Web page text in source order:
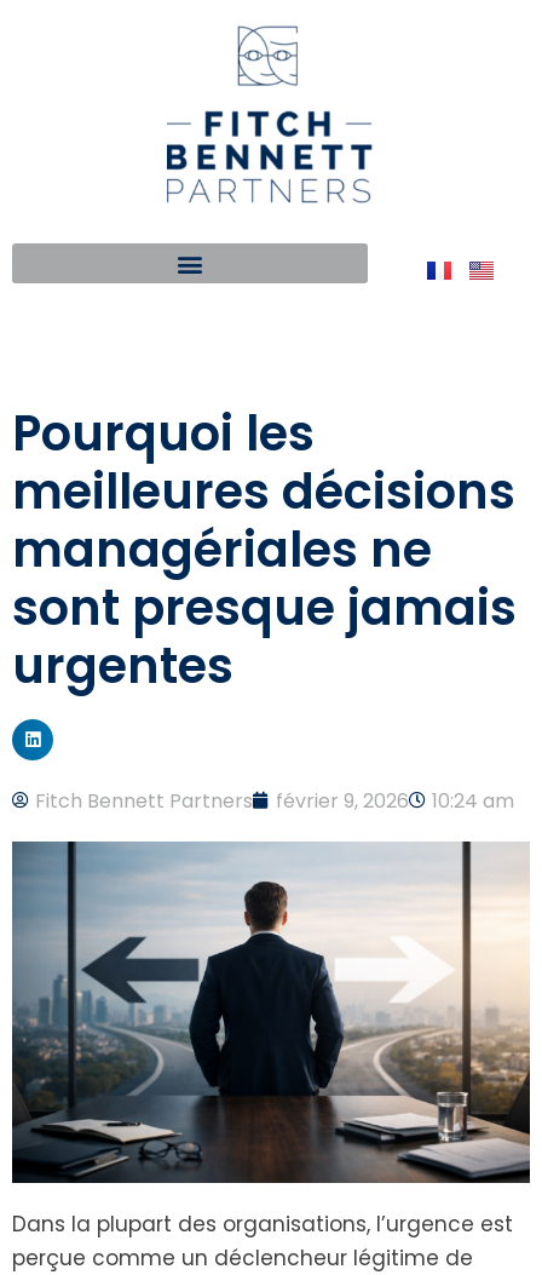
Pourquoi les
meilleures décisions
managériales ne
sont presque jamais
urgentes
Fitch Bennett Partners février 9, 2026 10:24 am
Dans la plupart des organisations, l’urgence est
perçue comme un déclencheur légitime de